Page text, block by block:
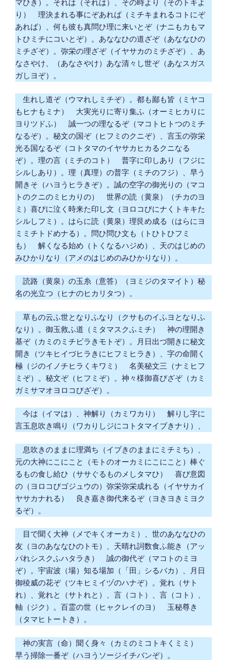
マひき）。それは（それは）、その時より（そのトキよ
り） 理決まれる事にぞあれば（ミチキまれるコトにぞ
あれば）、何も彼も真問ひ理に来いとぞ（ナニもカもマ
トひミチにコいとぞ）。あななひの道ざぞ（あななひの
ミチざぞ）。弥栄の理ざぞ（イヤサカのミチざぞ）、あ
なさやけ、（あなさやけ）あな清々し世ぞ（あなスガス
ガしヨぞ）。
生れし道ぞ（ウマれしミチぞ）。都も鄙も皆（ミヤコ
もヒナもミナ） 大実光りに寄り集ふ（オーミヒカりに
ヨりツドふ） 誠一つの理なるぞ（マコトヒトつのミチ
なるぞ）。秘文の国ぞ（ヒフミのクニぞ）、言玉の弥栄
光る国なるぞ（コトタマのイヤサカヒカるクニなる
ぞ）。理の言（ミチのコト） 普字に印しあり（フジに
シルしあり）。理（真理）の普字（ミチのフジ）、早う
開きそ（ハヨうヒラきぞ）。誠の空字の御光りの（マコ
トのクニのミヒカりの） 世界の読（黄泉）（チカのヨ
ミ）喜びに泣く時来た印し文（ヨロコびにナくトキキた
シルしフミ）。はらに読（黄泉）理艮め成る（はらにヨ
ミミチトドめナる）。問ひ問ひ文も（トひトひフミ
も） 解くなる始め（トくなるハジめ）、天のはじめの
みひかりなり（アメのはじめのみひかりなり）。
読路（黄泉）の玉糸（意答）（ヨミジのタマイト）秘
名の光立つ（ヒナのヒカリタつ）。
草もの云ふ世となりふなり（クサものイふヨとなりふ
なり）。御玉救ふ道（ミタマスクふミチ） 神の理開き
基ぞ（カミのミチビラきモトぞ）。月日出づ開きに秘文
開き（ツキヒイづヒラきにヒフミヒラき）、字の命開く
極（ジのイノチヒラくキワミ） 名美秘文三（ナミヒフ
ミぞ）。秘文ぞ（ヒフミぞ）。神々様御喜びざぞ（カミ
ガミサマオヨロコびざぞ）。
今は（イマは）、神解り（カミワカり） 解りし字に
言玉息吹き鳴り（ワカりしジにコトタマイブきナり）、
息吹きのままに理満ち（イブきのままにミチミち）、
元の大神にこにこと（モトのオーカミにこにこと）棒ぐ
るもの食し給ひ（ササぐるものメしタマひ） 喜び意図
の（ヨロコびゴジュウの）弥栄弥栄成れる（イヤサカイ
ヤサカナれる） 良き嘉き御代来るぞ（ヨきヨきミヨク
るぞ）。
目で聞く大神（メでキくオーカミ）、世のあななひの
友（ヨのあななひのトモ）、天晴れ詞数食ふ能き（アッ
パれシスクふハタラき） 誠の御代ぞ（マコトのミヨ
ぞ）。宇宙波（場）知る場加（「田」シるバカ）、月日
御稜威の花ぞ（ツキヒミイヅのハナぞ）。覚れ（サト
れ）、覚れと（サトれと）、言（コト）、言（コト）、
軸（ジク）。百霊の世（ヒャクレイのヨ） 玉秘尊き
（タマヒトートき）。
神の実言（命）聞く身々（カミのミコトキくミミ）
早う掃除一番ぞ（ハヨうソージイチバンぞ）。